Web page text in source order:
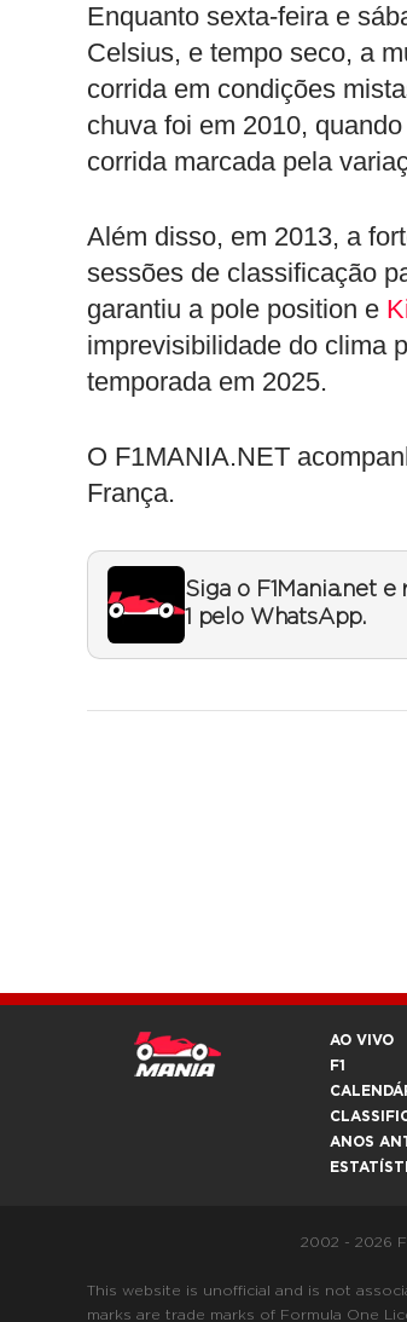
Enquanto sexta-feira e
Celsius, e tempo seco, a
corrida em condições
chuva foi em 2010, quando
corrida marcada pela
Além disso, em 2013, a
sessões de classificação
garantiu a pole position e
imprevisibilidade do clima
temporada em 2025.
O F1MANIA.NET
França.
Siga o F1Mania.net
1 pelo WhatsApp.
AO VIVO
F1
ANOS
2002 - 2026
This website is unofficial and is not
marks are trade marks of Formula One